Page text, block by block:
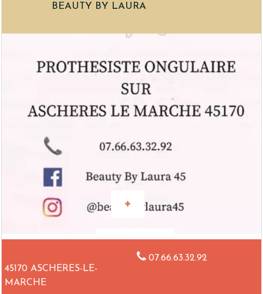
BEAUTY BY LAURA
45170 ASCHERES-LE-
MARCHE
07.66.63.32.92